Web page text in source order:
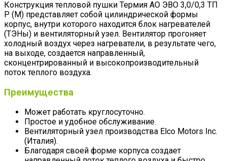
Конструкция тепловой пушки Термия АО ЭВО 3,0/0,3 ТП
Р (М) представляет собой цилиндрической формы
корпус, внутри которого находится блок нагревателей
(ТЭНы) и вентиляторный узел. Вентилятор прогоняет
холодный воздух через нагреватели, в результате чего,
на выходе, создается направленный,
сконцентрированный и высокопроизводительный
поток теплого воздуха.
Преимущества
Может работать круглосуточно.
Простое и удобное обслуживание.
Вентиляторный узел производства Elco Motors Inc.
(Италия).
Благодаря своей форме корпуса создает